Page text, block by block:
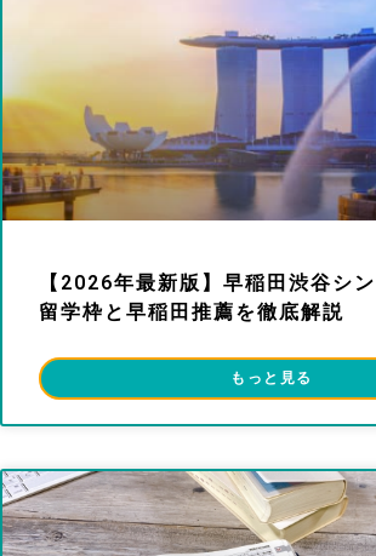
【2026年最新版】早稲田渋谷シ
留学枠と早稲田推薦を徹底解説
もっと見る